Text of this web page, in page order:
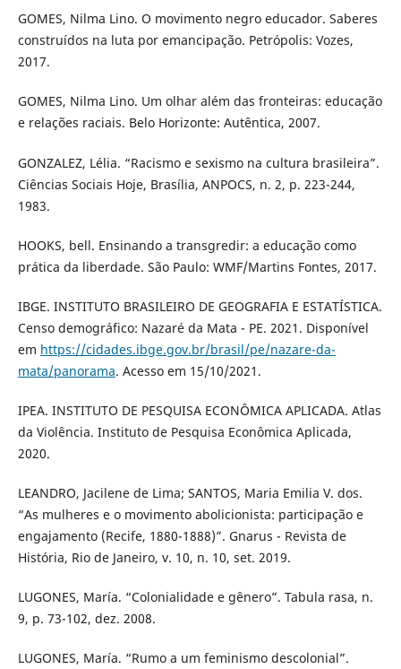
GOMES, Nilma Lino. O movimento negro educador. Saberes
construídos na luta por emancipação. Petrópolis: Vozes,
2017.
GOMES, Nilma Lino. Um olhar além das fronteiras: educação
e relações raciais. Belo Horizonte: Autêntica, 2007.
GONZALEZ, Lélia. “Racismo e sexismo na cultura brasileira”.
Ciências Sociais Hoje, Brasília, ANPOCS, n. 2, p. 223-244,
1983.
HOOKS, bell. Ensinando a transgredir: a educação como
prática da liberdade. São Paulo: WMF/Martins Fontes, 2017.
IBGE. INSTITUTO BRASILEIRO DE GEOGRAFIA E ESTATÍSTICA.
Censo demográfico: Nazaré da Mata - PE. 2021. Disponível
em https://cidades.ibge.gov.br/brasil/pe/nazare-da-
mata/panorama. Acesso em 15/10/2021.
IPEA. INSTITUTO DE PESQUISA ECONÔMICA APLICADA. Atlas
da Violência. Instituto de Pesquisa Econômica Aplicada,
2020.
LEANDRO, Jacilene de Lima; SANTOS, Maria Emilia V. dos.
“As mulheres e o movimento abolicionista: participação e
engajamento (Recife, 1880-1888)”. Gnarus - Revista de
História, Rio de Janeiro, v. 10, n. 10, set. 2019.
LUGONES, María. “Colonialidade e gênero”. Tabula rasa, n.
9, p. 73-102, dez. 2008.
LUGONES, María. “Rumo a um feminismo descolonial”.